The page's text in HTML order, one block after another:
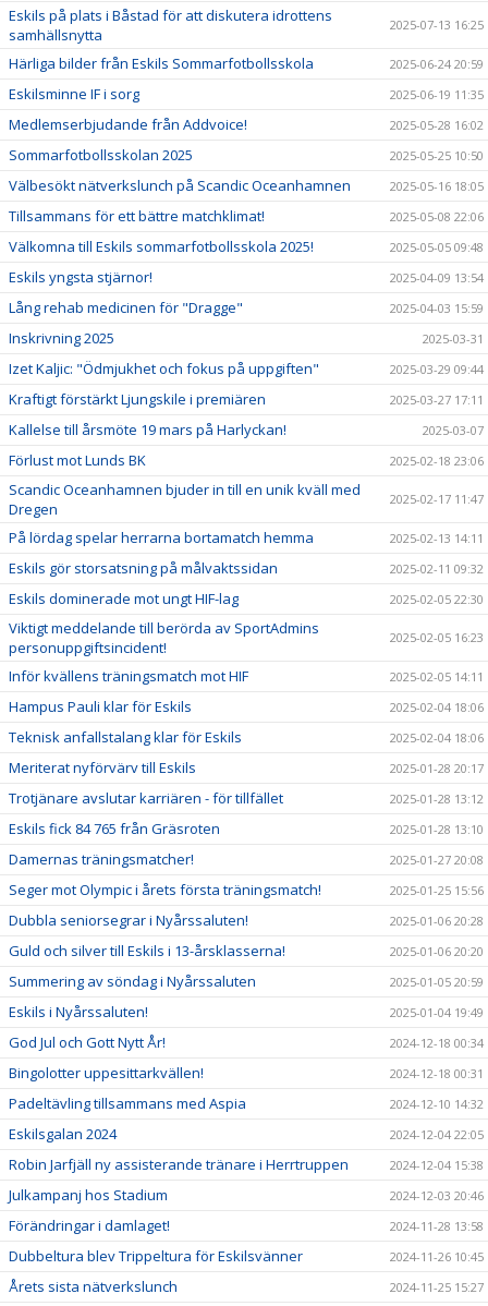
Eskils på plats i Båstad för att diskutera idrottens
samhällsnytta
2025-07-13 16:25
Härliga bilder från Eskils Sommarfotbollsskola 2025-06-24 20:59
Eskilsminne IF i sorg 2025-06-19 11:35
Medlemserbjudande från Addvoice! 2025-05-28 16:02
Sommarfotbollsskolan 2025 2025-05-25 10:50
Välbesökt nätverkslunch på Scandic Oceanhamnen 2025-05-16 18:05
Tillsammans för ett bättre matchklimat! 2025-05-08 22:06
Välkomna till Eskils sommarfotbollsskola 2025! 2025-05-05 09:48
Eskils yngsta stjärnor! 2025-04-09 13:54
Lång rehab medicinen för "Dragge" 2025-04-03 15:59
Inskrivning 2025 2025-03-31
Izet Kaljic: "Ödmjukhet och fokus på uppgiften" 2025-03-29 09:44
Kraftigt förstärkt Ljungskile i premiären 2025-03-27 17:11
Kallelse till årsmöte 19 mars på Harlyckan! 2025-03-07
Förlust mot Lunds BK 2025-02-18 23:06
Scandic Oceanhamnen bjuder in till en unik kväll med
Dregen
2025-02-17 11:47
På lördag spelar herrarna bortamatch hemma 2025-02-13 14:11
Eskils gör storsatsning på målvaktssidan 2025-02-11 09:32
Eskils dominerade mot ungt HIF-lag 2025-02-05 22:30
Viktigt meddelande till berörda av SportAdmins
personuppgiftsincident!
2025-02-05 16:23
Inför kvällens träningsmatch mot HIF 2025-02-05 14:11
Hampus Pauli klar för Eskils 2025-02-04 18:06
Teknisk anfallstalang klar för Eskils 2025-02-04 18:06
Meriterat nyförvärv till Eskils 2025-01-28 20:17
Trotjänare avslutar karriären - för tillfället 2025-01-28 13:12
Eskils fick 84 765 från Gräsroten 2025-01-28 13:10
Damernas träningsmatcher! 2025-01-27 20:08
Seger mot Olympic i årets första träningsmatch! 2025-01-25 15:56
Dubbla seniorsegrar i Nyårssaluten! 2025-01-06 20:28
Guld och silver till Eskils i 13-årsklasserna! 2025-01-06 20:20
Summering av söndag i Nyårssaluten 2025-01-05 20:59
Eskils i Nyårssaluten! 2025-01-04 19:49
God Jul och Gott Nytt År! 2024-12-18 00:34
Bingolotter uppesittarkvällen! 2024-12-18 00:31
Padeltävling tillsammans med Aspia 2024-12-10 14:32
Eskilsgalan 2024 2024-12-04 22:05
Robin Jarfjäll ny assisterande tränare i Herrtruppen 2024-12-04 15:38
Julkampanj hos Stadium 2024-12-03 20:46
Förändringar i damlaget! 2024-11-28 13:58
Dubbeltura blev Trippeltura för Eskilsvänner 2024-11-26 10:45
Årets sista nätverkslunch 2024-11-25 15:27